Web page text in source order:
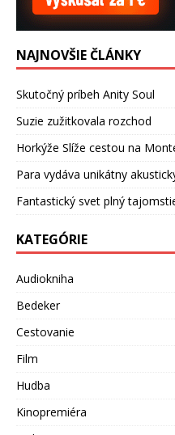
NAJNOVŠIE ČLÁNKY
Skutočný príbeh Anity Soul
Suzie zužitkovala rozchod
Horkýže Slíže cestou na
Para vydáva unikátny
Fantastický svet plný
KATEGÓRIE
Audiokniha
Bedeker
Cestovanie
Film
Hudba
Kinopremiéra